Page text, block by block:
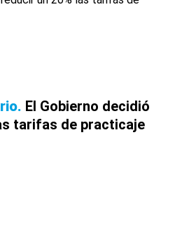
El Gobierno decidió
tarifas de practicaje